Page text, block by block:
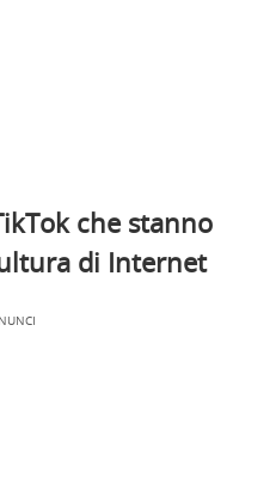
che stanno
di Internet